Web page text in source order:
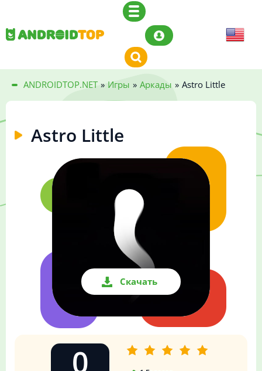
ANDROIDTOP.NET » Игры » Аркады » Astro Little
Astro Little
Скачать
0